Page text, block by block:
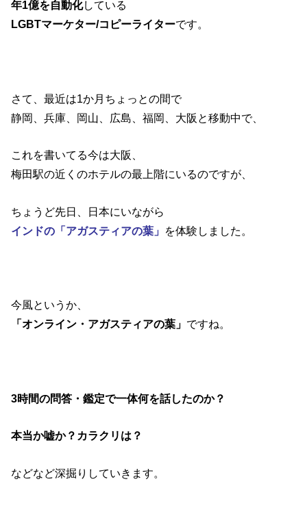
年1億を自動化している
LGBTマーケター/コピーライターです。
さて、最近は1か月ちょっとの間で
静岡、兵庫、岡山、広島、福岡、大阪と移動中で、
これを書いてる今は大阪、
梅田駅の近くのホテルの最上階にいるのですが、
ちょうど先日、日本にいながら
インドの「アガスティアの葉」 を体験しました。
今風というか、
「オンライン・アガスティアの葉」 ですね。
3時間の問答・鑑定で一体何を話したのか？
本当か嘘か？カラクリは？
などなど深掘りしていきます。